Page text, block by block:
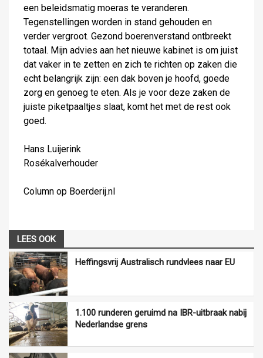
een beleidsmatig moeras te veranderen.
Tegenstellingen worden in stand gehouden en
verder vergroot. Gezond boerenverstand ontbreekt
totaal. Mijn advies aan het nieuwe kabinet is om juist
dat vaker in te zetten en zich te richten op zaken die
echt belangrijk zijn: een dak boven je hoofd, goede
zorg en genoeg te eten. Als je voor deze zaken de
juiste piketpaaltjes slaat, komt het met de rest ook
goed.
Hans Luijerink
Rosékalverhouder
Column op Boerderij.nl
LEES OOK
Heffingsvrij Australisch rundvlees naar EU
1.100 runderen geruimd na IBR-uitbraak nabij
Nederlandse grens